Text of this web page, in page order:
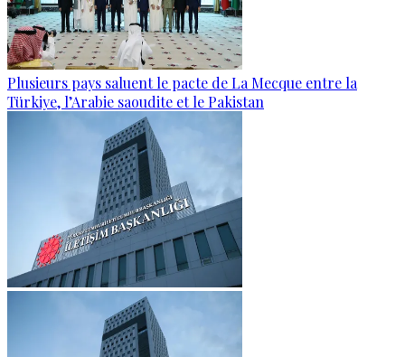
Plusieurs pays saluent le pacte de La Mecque entre la
Türkiye, l’Arabie saoudite et le Pakistan